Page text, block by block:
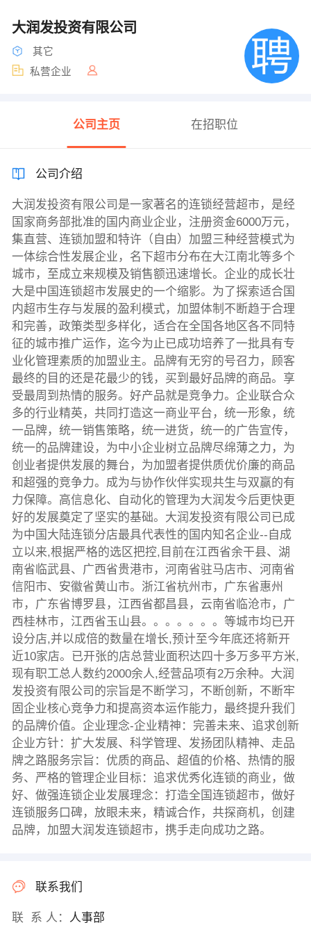
大润发投资有限公司
其它
私营企业
公司主页 在招职位
公司介绍
大润发投资有限公司是一家著名的连锁经营超市，是经
国家商务部批准的国内商业企业，注册资金6000万元，
集直营、连锁加盟和特许（自由）加盟三种经营模式为
一体综合性发展企业，名下超市分布在大江南北等多个
城市，至成立来规模及销售额迅速增长。企业的成长壮
大是中国连锁超市发展史的一个缩影。为了探索适合国
内超市生存与发展的盈利模式，加盟体制不断趋于合理
和完善，政策类型多样化，适合在全国各地区各不同特
征的城市推广运作，迄今为止已成功培养了一批具有专
业化管理素质的加盟业主。品牌有无穷的号召力，顾客
最终的目的还是花最少的钱，买到最好品牌的商品。享
受最周到热情的服务。好产品就是竞争力。企业联合众
多的行业精英，共同打造这一商业平台，统一形象，统
一品牌，统一销售策略，统一进货，统一的广告宣传，
统一的品牌建设，为中小企业树立品牌尽绵薄之力，为
创业者提供发展的舞台，为加盟者提供质优价廉的商品
和超强的竞争力。成为与协作伙伴实现共生与双赢的有
力保障。高信息化、自动化的管理为大润发今后更快更
好的发展奠定了坚实的基础。大润发投资有限公司已成
为中国大陆连锁分店最具代表性的国内知名企业--自成
立以来,根据严格的选区把控,目前在江西省余干县、湖
南省临武县、广西省贵港市，河南省驻马店市、河南省
信阳市、安徽省黄山市。浙江省杭州市，广东省惠州
市，广东省博罗县，江西省都昌县，云南省临沧市，广
西桂林市，江西省玉山县。。。。。。。等城市均已开
设分店,并以成倍的数量在增长,预计至今年底还将新开
近10家店。已开张的店总营业面积达四十多万多平方米,
现有职工总人数约2000余人,经营品项有2万余种。大润
发投资有限公司的宗旨是不断学习，不断创新，不断牢
固企业核心竞争力和提高资本运作能力，最终提升我们
的品牌价值。企业理念-企业精神：完善未来、追求创新
企业方针：扩大发展、科学管理、发扬团队精神、走品
牌之路服务宗旨：优质的商品、超值的价格、热情的服
务、严格的管理企业目标：追求优秀化连锁的商业，做
好、做强连锁企业发展理念：打造全国连锁超市，做好
连锁服务口碑，放眼未来，精诚合作，共探商机，创建
品牌，加盟大润发连锁超市，携手走向成功之路。
联系我们
联 系 人： 人事部